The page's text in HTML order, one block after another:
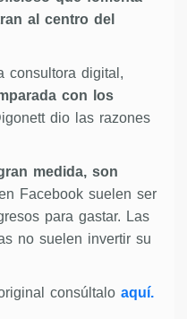
al centro del
consultora digital,
con los
dio las razones
medida, son
Facebook suelen ser
para gastar. Las
no suelen invertir su
consúltalo aquí.